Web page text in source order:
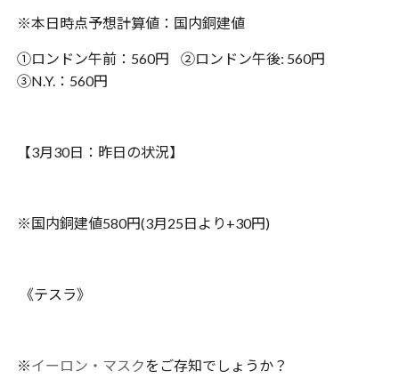
※本日時点予想計算値：国内銅建値
①ロンドン午前：560円 ②ロンドン午後: 560円
③N.Y.：560円
【3月30日：昨日の状況】
※国内銅建値580円(3月25日より+30円)
《テスラ》
※イーロン・マスクをご存知でしょうか？